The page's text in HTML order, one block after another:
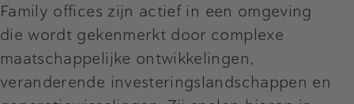
Family offices zijn actief in een omgeving
die wordt gekenmerkt door complexe
maatschappelijke ontwikkelingen,
veranderende investeringslandschappen en